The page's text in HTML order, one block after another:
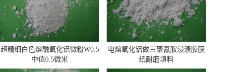
超精细白色熔融氧化铝微粉W0.5
中值0.5微米
电熔氧化铝做三聚氰胺浸渍胶膜
纸耐磨填料